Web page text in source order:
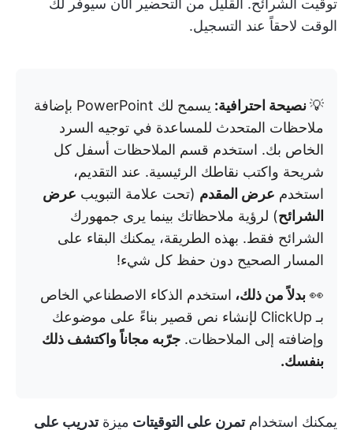
توقيت الشرائح. القليل من التحضير الآن سيوفر لك
الوقت لاحقاً عند التسجيل.
💡نصيحة احترافية:
يسمح لك PowerPoint بإضافة
ملاحظات المتحدث للمساعدة في توجيه السرد
الخاص بك. استخدم قسم الملاحظات أسفل كل
شريحة واكتب نقاطك الرئيسية. عند التقديم،
استخدم عرض المقدم (تحت علامة التبويب عرض
الشرائح) لرؤية ملاحظاتك بينما يرى جمهورك
الشرائح فقط. بهذه الطريقة، يمكنك البقاء على
المسار الصحيح دون حفظ كل شيء!
👀 بدلاً من ذلك، استخدم الذكاء الاصطناعي الخاص
بـ ClickUp لإنشاء نص قصير بناءً على موضوعك
وإضافته إلى الملاحظات. جرّبه مجاناً واكتشف ذلك
بنفسك.
يمكنك استخدامتمرن على التوقيتات ميزةتدريب على